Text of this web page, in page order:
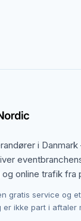
i
online trafik fra
gratis service og
ikke part i aftaler